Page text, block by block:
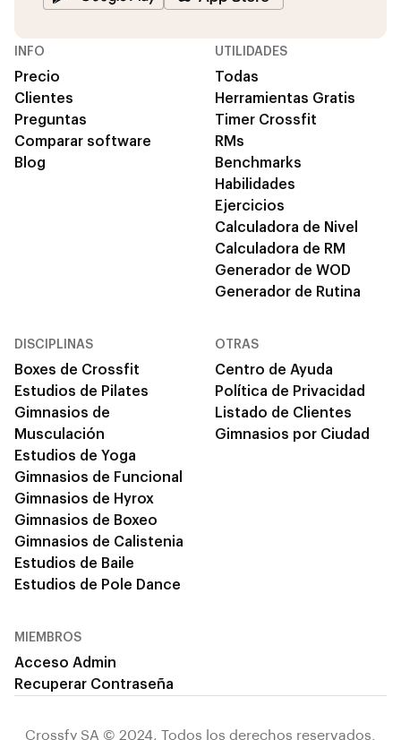
INFO
Precio
Clientes
Preguntas
Comparar software
Blog
UTILIDADES
Todas
Herramientas Gratis
Timer Crossfit
RMs
Benchmarks
Habilidades
Ejercicios
Calculadora de Nivel
Calculadora de RM
Generador de WOD
Generador de Rutina
DISCIPLINAS
Boxes de Crossfit
Estudios de Pilates
Gimnasios de
Musculación
Estudios de Yoga
Gimnasios de Funcional
Gimnasios de Hyrox
Gimnasios de Boxeo
Gimnasios de Calistenia
Estudios de Baile
Estudios de Pole Dance
OTRAS
Centro de Ayuda
Política de Privacidad
Listado de Clientes
Gimnasios por Ciudad
MIEMBROS
Acceso Admin
Recuperar Contraseña
Crossfy SA © 2024, Todos los derechos reservados.